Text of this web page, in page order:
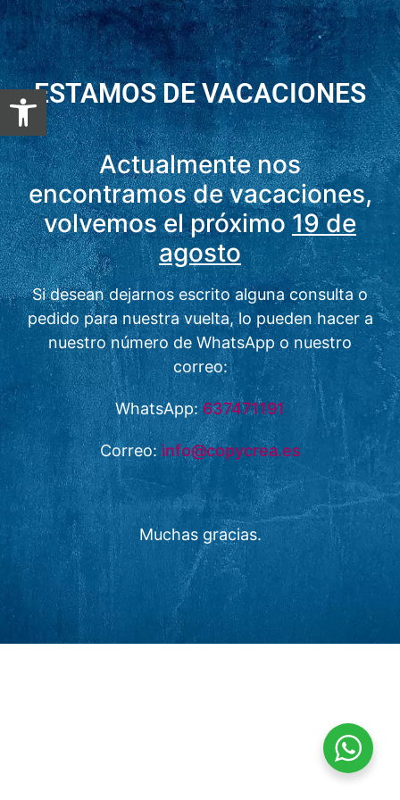
Abrir barra de herramientas
ESTAMOS DE VACACIONES
Actualmente nos
encontramos de vacaciones,
volvemos el próximo19 de
agosto
Si desean dejarnos escrito alguna consulta o
pedido para nuestra vuelta, lo pueden hacer a
nuestro número de WhatsApp o nuestro
correo:
WhatsApp:637471191
Correo:info@copycrea.es
Muchas gracias.